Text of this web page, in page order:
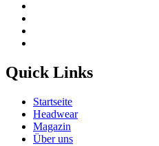
Quick Links
Startseite
Headwear
Magazin
Über uns